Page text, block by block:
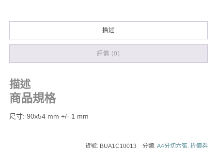
描述
評價 (0)
描述
商品規格
尺寸: 90x54 mm +/- 1 mm
貨號: BUA1C10013 分類:A4分切六張,折價券